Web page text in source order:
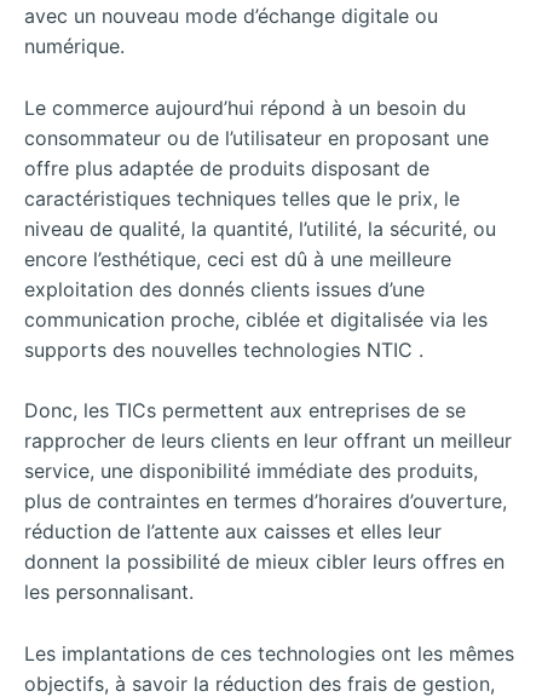
avec un nouveau mode d’échange digitale ou
numérique.
Le commerce aujourd’hui répond à un besoin du
consommateur ou de l’utilisateur en proposant une
offre plus adaptée de produits disposant de
caractéristiques techniques telles que le prix, le
niveau de qualité, la quantité, l’utilité, la sécurité, ou
encore l’esthétique, ceci est dû à une meilleure
exploitation des donnés clients issues d’une
communication proche, ciblée et digitalisée via les
supports des nouvelles technologies NTIC .
Donc, les TICs permettent aux entreprises de se
rapprocher de leurs clients en leur offrant un meilleur
service, une disponibilité immédiate des produits,
plus de contraintes en termes d’horaires d’ouverture,
réduction de l’attente aux caisses et elles leur
donnent la possibilité de mieux cibler leurs offres en
les personnalisant.
Les implantations de ces technologies ont les mêmes
objectifs, à savoir la réduction des frais de gestion,